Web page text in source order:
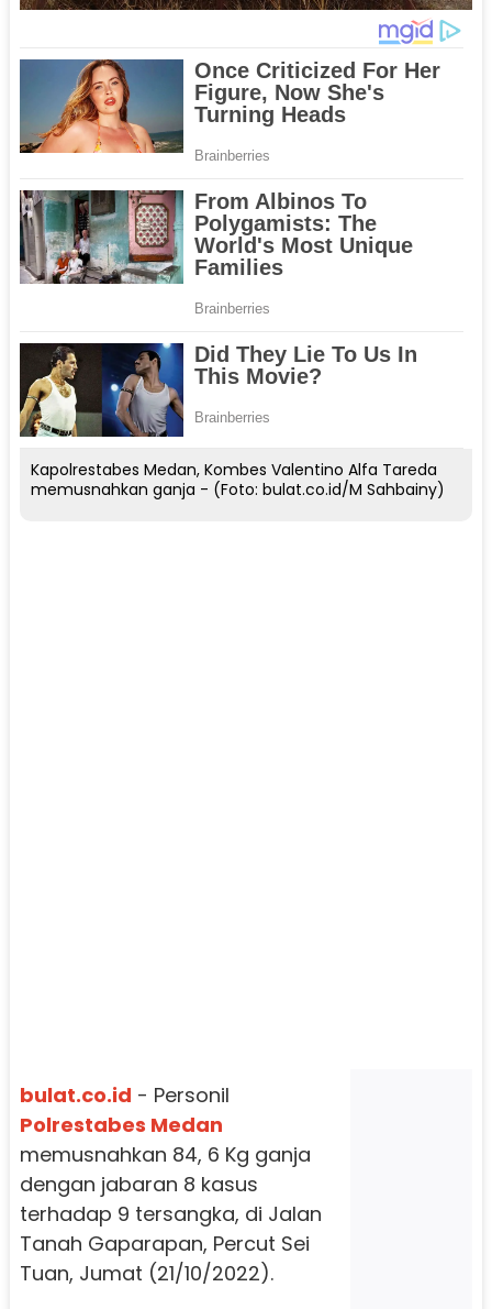
Kapolrestabes Medan, Kombes Valentino Alfa Tareda
memusnahkan ganja - (Foto: bulat.co.id/M Sahbainy)
bulat.co.id - Personil
Polrestabes Medan
memusnahkan 84, 6 Kg ganja
dengan jabaran 8 kasus
terhadap 9 tersangka, di Jalan
Tanah Gaparapan, Percut Sei
Tuan, Jumat (21/10/2022).